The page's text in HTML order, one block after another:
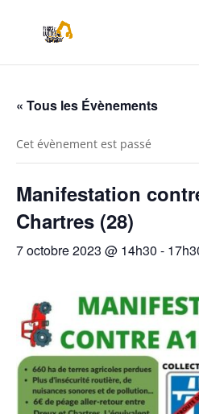
« Tous les Évènements
Cet évènement est passé
Manifestation
Chartres (28)
7 octobre 2023 @ 14h30 -